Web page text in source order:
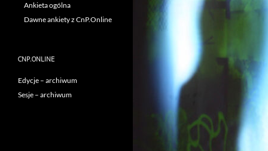
Ankieta ogólna
Dawne ankiety z CnP.Online
CNP.ONLINE
Edycje – archiwum
Sesje – archiwum